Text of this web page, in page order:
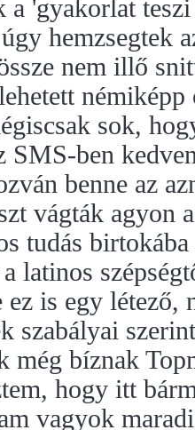
a 'gyakorlat
hemzsegtek
nem illő
sok,
SMS-ben
benne az
vágták agyon
tudás
latinos
is egy létező,
szabályai
még bíznak
hogy itt
vagyok